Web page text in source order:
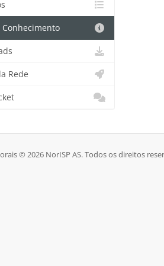
Conhecimento
Rede
© 2026 NorISP AS. Todos os direitos